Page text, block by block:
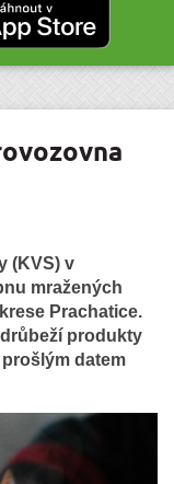
(KVS) v
mražených
Prachatice.
produkty
datem